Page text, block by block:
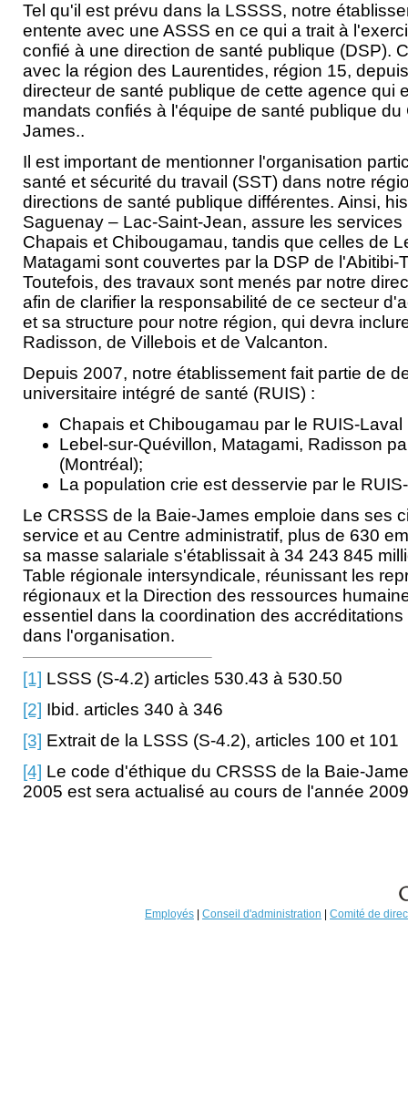
Tel qu'il est prévu dans la LSSSS, notre
entente avec une ASSS en ce qui a trait à
confié à une direction de santé publique (DSP).
avec la région des Laurentides, région 15,
directeur de santé publique de cette agence qui
mandats confiés à l'équipe de santé publique du
James..
Il est important de mentionner l'organisation
santé et sécurité du travail (SST) dans notre
directions de santé publique différentes. Ainsi,
Saguenay – Lac-Saint-Jean, assure les
Chapais et Chibougamau, tandis que celles de
Matagami sont couvertes par la DSP de
Toutefois, des travaux sont menés par notre
afin de clarifier la responsabilité de ce secteur
et sa structure pour notre région, qui devra
Radisson, de Villebois et de Valcanton.
Depuis 2007, notre établissement fait partie de
universitaire intégré de santé (RUIS) :
Chapais et Chibougamau par le RUIS-Laval
Lebel-sur-Quévillon, Matagami, Radisson
(Montréal);
La population crie est desservie par le
Le CRSSS de la Baie-James emploie dans ses
service et au Centre administratif, plus de 630
sa masse salariale s'établissait à 34 243 845
Table régionale intersyndicale, réunissant les
régionaux et la Direction des ressources
essentiel dans la coordination des
dans l'organisation.
[1] LSSS (S-4.2) articles 530.43 à 530.50
[2] Ibid. articles 340 à 346
[3] Extrait de la LSSS (S-4.2), articles 100 et 101
[4] Le code d'éthique du CRSSS de la Baie-
2005 est sera actualisé au cours de l'année
Employés Conseil d'administration Comité de